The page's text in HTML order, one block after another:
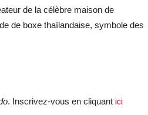
de la célèbre maison de
de boxe thaïlandaise, symbole des
. Inscrivez-vous en cliquant ici